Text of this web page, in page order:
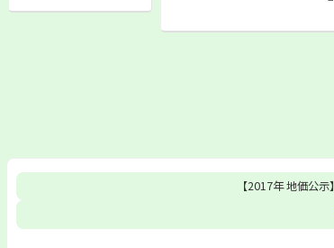
【2017年 地価公示】